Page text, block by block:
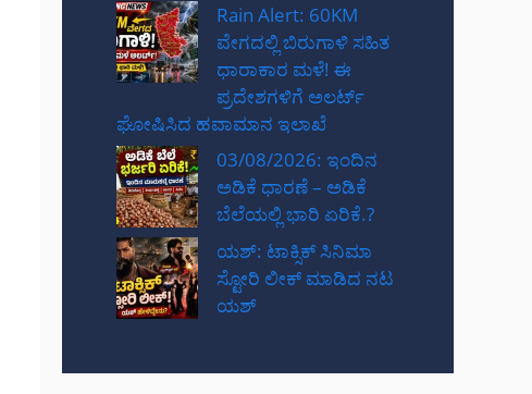
Rain Alert: 60KM
ವೇಗದಲ್ಲಿ ಬಿರುಗಾಳಿ ಸಹಿತ
ಧಾರಾಕಾರ ಮಳೆ! ಈ
ಪ್ರದೇಶಗಳಿಗೆ ಅಲರ್ಟ್
ಘೋಷಿಸಿದ ಹವಾಮಾನ ಇಲಾಖೆ
03/08/2026: ಇಂದಿನ
ಅಡಿಕೆ ಧಾರಣೆ – ಅಡಿಕೆ
ಬೆಲೆಯಲ್ಲಿ ಭಾರಿ ಏರಿಕೆ.?
ಯಶ್: ಟಾಕ್ಸಿಕ್ ಸಿನಿಮಾ
ಸ್ಟೋರಿ ಲೀಕ್ ಮಾಡಿದ ನಟ‌
ಯಶ್